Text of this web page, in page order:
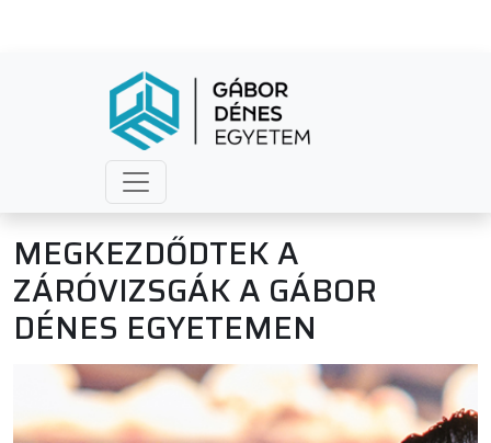
MEGKEZDŐDTEK A
ZÁRÓVIZSGÁK A GÁBOR
DÉNES EGYETEMEN